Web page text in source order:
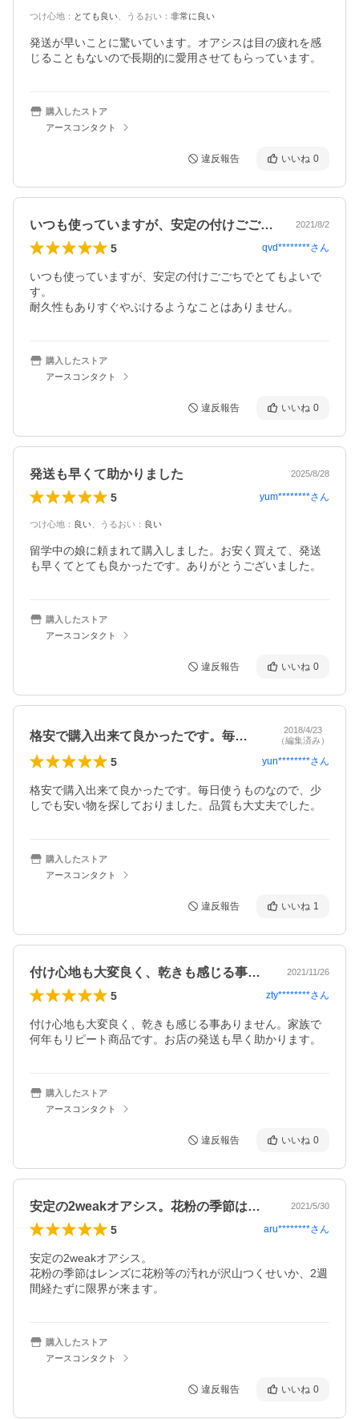
つけ心地 ： とても良い うるおい ： 非常に良い
発送が早いことに驚いています。オアシスは目の疲れを感
じることもないので長期的に愛用させてもらっています。
購入したストア
アースコンタクト
違反報告 いいね 0
いつも使っていますが、安定の付けごごち… 2021/8/2
5 qvd********さん
いつも使っていますが、安定の付けごごちでとてもよいで
す。
耐久性もありすぐやぶけるようなことはありません。
購入したストア
アースコンタクト
違反報告 いいね 0
発送も早くて助かりました 2025/8/28
5 yum********さん
つけ心地 ： 良い うるおい ： 良い
留学中の娘に頼まれて購入しました。お安く買えて、発送
も早くてとても良かったです。ありがとうございました。
購入したストア
アースコンタクト
違反報告 いいね 0
格安で購入出来て良かったです。毎日使う…
2018/4/23
（編集済み）
5 yun********さん
格安で購入出来て良かったです。毎日使うものなので、少
しでも安い物を探しておりました。品質も大丈夫でした。
購入したストア
アースコンタクト
違反報告 いいね 1
付け心地も大変良く、乾きも感じる事あり… 2021/11/26
5 zty********さん
付け心地も大変良く、乾きも感じる事ありません。家族で
何年もリピート商品です。お店の発送も早く助かります。
購入したストア
アースコンタクト
違反報告 いいね 0
安定の2weakオアシス。花粉の季節は… 2021/5/30
5 aru********さん
安定の2weakオアシス。
花粉の季節はレンズに花粉等の汚れが沢山つくせいか、2週
間経たずに限界が来ます。
購入したストア
アースコンタクト
違反報告 いいね 0